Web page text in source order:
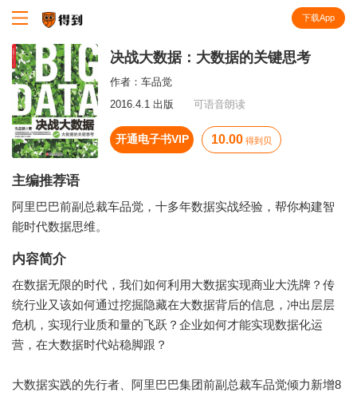
下载App
决战大数据：大数据的关键思考
作者： 车品觉
2016.4.1 出版
可语音朗读
开通电子书VIP 10.00 得到贝
主编推荐语
阿里巴巴前副总裁车品觉，十多年数据实战经验，帮你构建智
能时代数据思维。
内容简介
在数据无限的时代，我们如何利用大数据实现商业大洗牌？传
统行业又该如何通过挖掘隐藏在大数据背后的信息，冲出层层
危机，实现行业质和量的飞跃？企业如何才能实现数据化运
营，在大数据时代站稳脚跟？
大数据实践的先行者、阿里巴巴集团前副总裁车品觉倾力新增8